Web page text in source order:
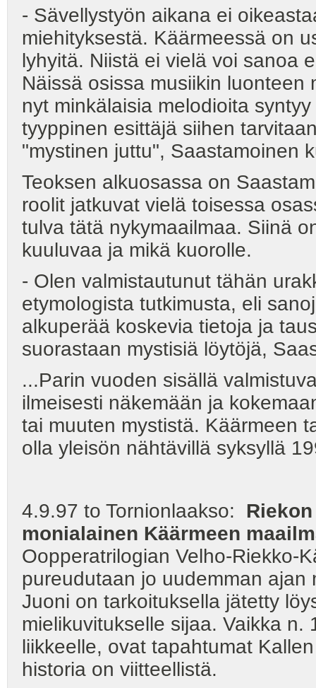
- Sävellystyön aikana ei
miehityksestä. Käärmeessä on
lyhyitä. Niistä ei vielä voi sanoa
Näissä osissa musiikin
nyt minkälaisia melodioita
tyyppinen esittäjä siihen
"mystinen juttu", Saastamoinen
Teoksen alkuosassa on
roolit jatkuvat vielä toisessa
tulva tätä nykymaailmaa. Siinä
kuuluvaa ja mikä kuorolle.
- Olen valmistautunut tähän
etymologista tutkimusta, eli
alkuperää koskevia tietoja ja
suorastaan mystisiä löytöjä,
...Parin vuoden sisällä
ilmeisesti näkemään ja
tai muuten mystistä. Käärmeen
olla yleisön nähtävillä syksyllä
4.9.97 to Tornionlaakso:
monialainen Käärmeen
Oopperatrilogian Velho-Riekko-
pureudutaan jo uudemman
Juoni on tarkoituksella jätetty
mielikuvitukselle sijaa. Vaikka
liikkeelle, ovat tapahtumat
historia on viitteellistä.